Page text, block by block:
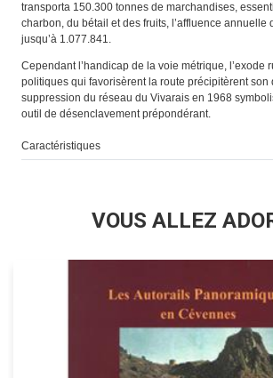
transporta 150.300 tonnes de marchandises,
charbon, du bétail et des fruits, l’affluence annuelle
jusqu’à 1.077.841.
Cependant l’handicap de la voie métrique, l’exode
politiques qui favorisèrent la route précipitèrent son
suppression du réseau du Vivarais en 1968
outil de désenclavement prépondérant.
Caractéristiques
VOUS ALLEZ